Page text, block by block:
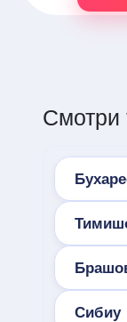
Смотри
Сибиу